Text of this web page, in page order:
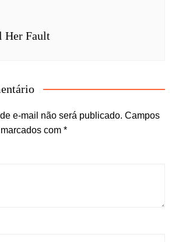
Her Fault
e-mail não será publicado. Campos
com *